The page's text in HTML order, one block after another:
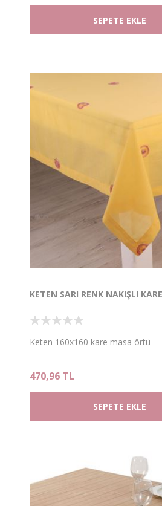
KETEN SARI RENK NAKIŞLI
Keten 160x160 kare masa örtü
470,96 TL